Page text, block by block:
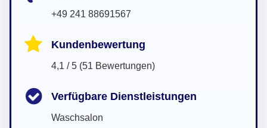
+49 241 88691567
Kundenbewertung
4,1 / 5 (51 Bewertungen)
Verfügbare Dienstleistungen
Waschsalon